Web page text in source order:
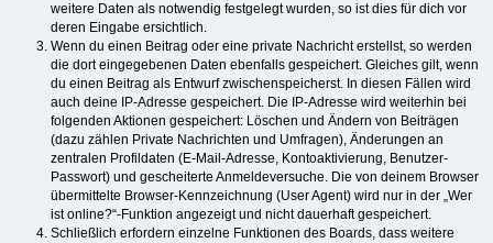
weitere Daten als notwendig festgelegt wurden, so ist dies für dich vor
deren Eingabe ersichtlich.
Wenn du einen Beitrag oder eine private Nachricht erstellst, so werden
die dort eingegebenen Daten ebenfalls gespeichert. Gleiches gilt, wenn
du einen Beitrag als Entwurf zwischenspeicherst. In diesen Fällen wird
auch deine IP-Adresse gespeichert. Die IP-Adresse wird weiterhin bei
folgenden Aktionen gespeichert: Löschen und Ändern von Beiträgen
(dazu zählen Private Nachrichten und Umfragen), Änderungen an
zentralen Profildaten (E-Mail-Adresse, Kontoaktivierung, Benutzer-
Passwort) und gescheiterte Anmeldeversuche. Die von deinem Browser
übermittelte Browser-Kennzeichnung (User Agent) wird nur in der „Wer
ist online?“-Funktion angezeigt und nicht dauerhaft gespeichert.
Schließlich erfordern einzelne Funktionen des Boards, dass weitere